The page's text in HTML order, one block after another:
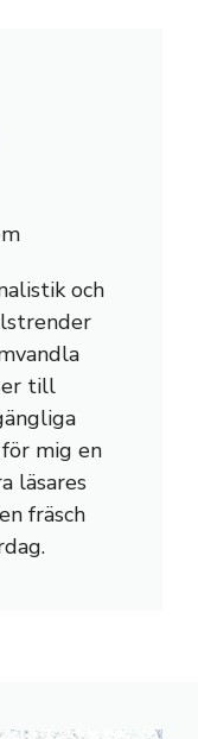
och
till
mig en
läsares
fräsch